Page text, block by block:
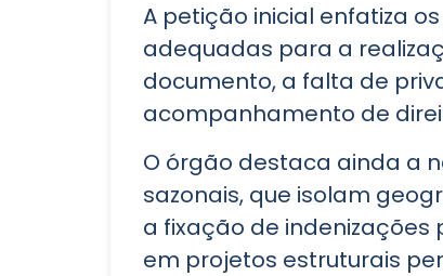
A petição inicial enfatiza
adequadas para a
documento, a falta de
acompanhamento de
O órgão destaca ainda a
sazonais, que isolam
a fixação de indenizações
em projetos estruturais